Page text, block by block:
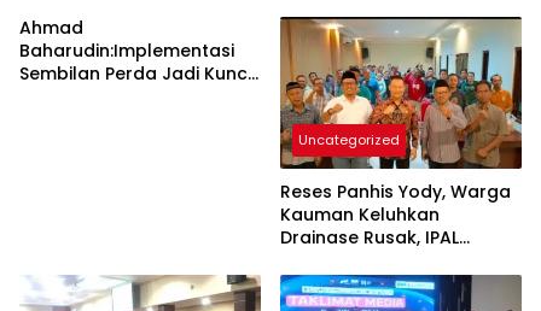
Ahmad
Baharudin:Implementasi
Sembilan Perda Jadi Kunci
Uncategorized
Reses Panhis Yody, Warga
Kauman Keluhkan
Drainase Rusak, IPAL